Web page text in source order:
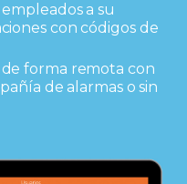
a su
con códigos de
forma remota con
de alarmas o sin